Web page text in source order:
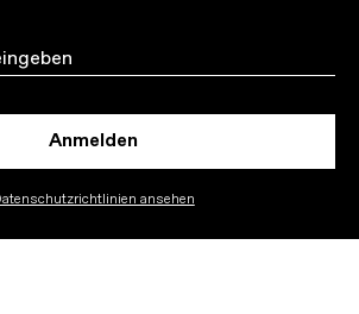
Anmelden
ansehen